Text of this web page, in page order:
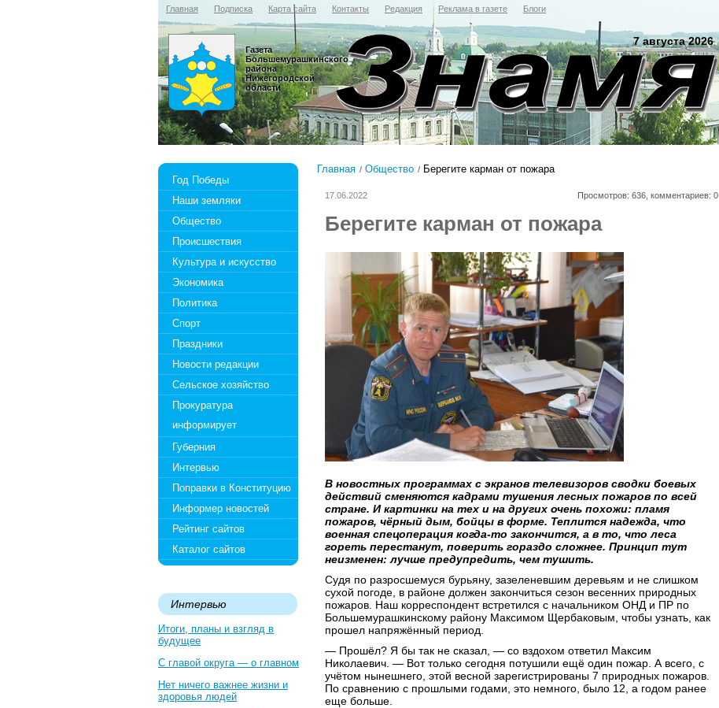
Главная Подписка Карта сайта Контакты Редакция Реклама в газете Блоги
7 августа 2026
Газета
Большемурашкинского
района
Нижегородской
области
Год Победы
Наши земляки
Общество
Происшествия
Культура и искусство
Экономика
Политика
Спорт
Праздники
Новости редакции
Сельское хозяйство
Прокуратура
информирует
Губерния
Интервью
Поправки в Конституцию
Информер новостей
Рейтинг сайтов
Каталог сайтов
Интервью
Итоги, планы и взгляд в
будущее
С главой округа — о главном
Нет ничего важнее жизни и
здоровья людей
Главная Общество Берегите карман от пожара
17.06.2022 Просмотров: 636, комментариев: 0
Берегите карман от пожара
В новостных программах с экранов телевизоров сводки боевых
действий сменяются кадрами тушения лесных пожаров по всей
стране. И картинки на тех и на других очень похожи: пламя
пожаров, чёрный дым, бойцы в форме. Теплится надежда, что
военная спецоперация когда-то закончится, а в то, что леса
гореть перестанут, поверить гораздо сложнее. Принцип тут
неизменен: лучше предупредить, чем тушить.
Судя по разросшемуся бурьяну, зазеленевшим деревьям и не слишком
сухой погоде, в районе должен закончиться сезон весенних природных
пожаров. Наш корреспондент встретился с начальником ОНД и ПР по
Большемурашкинскому району Максимом Щербаковым, чтобы узнать, как
прошел напряжённый период.
— Прошёл? Я бы так не сказал, — со вздохом ответил Максим
Николаевич. — Вот только сегодня потушили ещё один пожар. А всего, с
учётом нынешнего, этой весной зарегистрированы 7 природных пожаров.
По сравнению с прошлыми годами, это немного, было 12, а годом ранее
еще больше.